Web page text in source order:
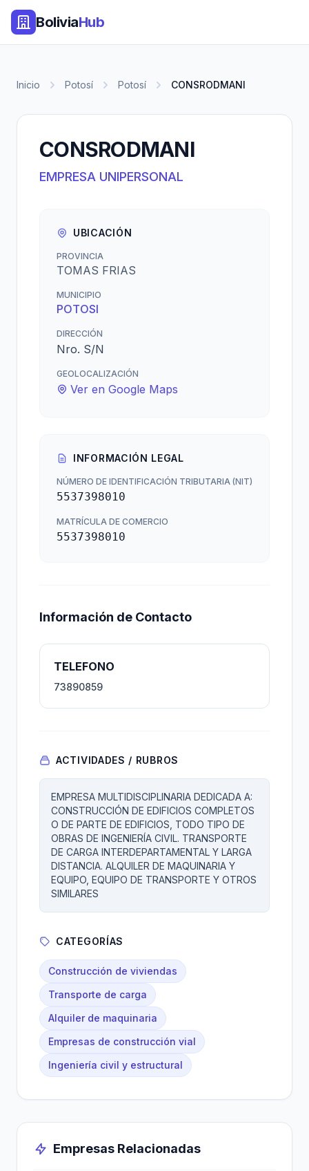
BoliviaHub
Inicio Potosí Potosí CONSRODMANI
CONSRODMANI
EMPRESA UNIPERSONAL
UBICACIÓN
PROVINCIA
TOMAS FRIAS
MUNICIPIO
POTOSI
DIRECCIÓN
Nro. S/N
GEOLOCALIZACIÓN
Ver en Google Maps
INFORMACIÓN LEGAL
NÚMERO DE IDENTIFICACIÓN TRIBUTARIA (NIT)
5537398010
MATRÍCULA DE COMERCIO
5537398010
Información de Contacto
TELEFONO
73890859
ACTIVIDADES / RUBROS
EMPRESA MULTIDISCIPLINARIA DEDICADA A:
CONSTRUCCIÓN DE EDIFICIOS COMPLETOS
O DE PARTE DE EDIFICIOS, TODO TIPO DE
OBRAS DE INGENIERÍA CIVIL. TRANSPORTE
DE CARGA INTERDEPARTAMENTAL Y LARGA
DISTANCIA. ALQUILER DE MAQUINARIA Y
EQUIPO, EQUIPO DE TRANSPORTE Y OTROS
SIMILARES
CATEGORÍAS
Construcción de viviendas
Transporte de carga
Alquiler de maquinaria
Empresas de construcción vial
Ingeniería civil y estructural
Empresas Relacionadas